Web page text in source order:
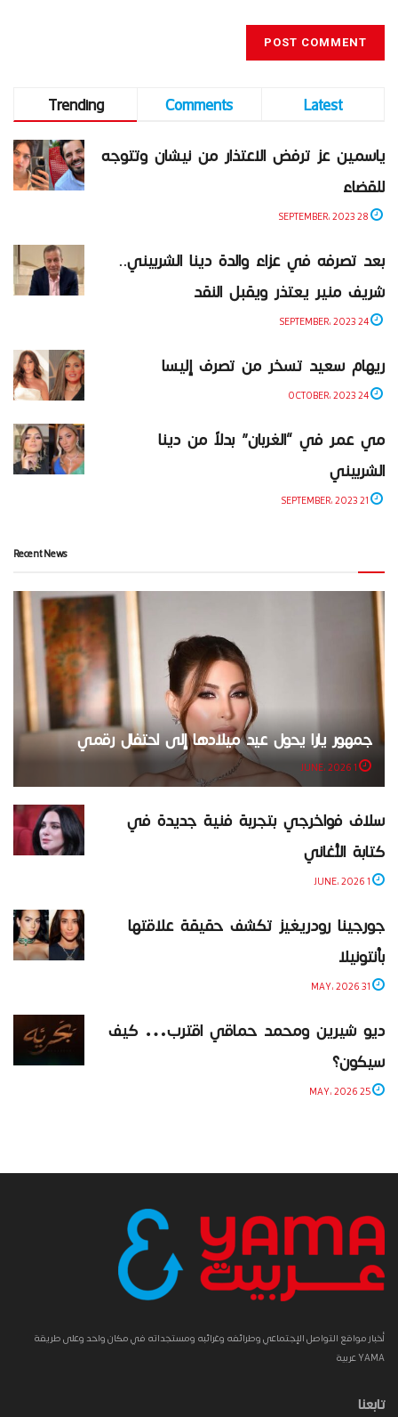
Trending Comments
Latest
ياسمين عز ترفض الاعتذار من نيشان وتتوجه
للقضاء
بعد تصرفه في عزاء والدة دينا الشربيني..
شريف منير يعتذر ويقبل النقد
ريهام سعيد تسخر من تصرف إليسا
مي عمر في “الغربان” بدلاً من دينا
الشربيني
Recent News
جمهور يارا يحول عيد ميلادها إلى احتفال رقمي
سلاف فواخرجي بتجربة فنية جديدة في
كتابة الأغاني
جورجينا رودريغيز تكشف حقيقة علاقتها
بأنتونيلا
ديو شيرين ومحمد حماقي اقترب… كيف
سيكون؟
أخبار مواقع التواصل الإجتماعي وطرائفه وغرائبه ومستجداته في مكان واحد وعلى طريقة
YAMA عربية
تابعنا